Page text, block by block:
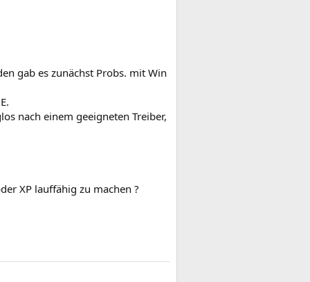
gab es zunächst Probs. mit Win
nach einem geeigneten Treiber,
XP lauffähig zu machen ?